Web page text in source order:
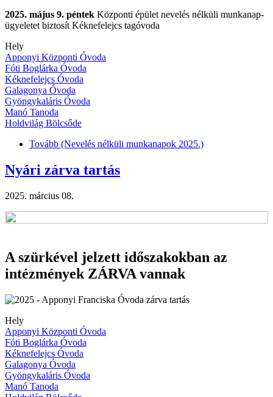
2025. május 9. péntek Központi épület nevelés nélküli munkanap-
ügyeletet biztosít Kéknefelejcs tagóvoda
Hely
Apponyi Központi Óvoda
Fóti Boglárka Óvoda
Kéknefelejcs Óvoda
Galagonya Óvoda
Gyöngykaláris Óvoda
Manó Tanoda
Holdvilág Bölcsőde
Tovább (Nevelés nélküli munkanapok 2025.)
Nyári zárva tartás
2025. március 08.
A szürkével jelzett időszakokban az
intézmények ZÁRVA vannak
Hely
Apponyi Központi Óvoda
Fóti Boglárka Óvoda
Kéknefelejcs Óvoda
Galagonya Óvoda
Gyöngykaláris Óvoda
Manó Tanoda